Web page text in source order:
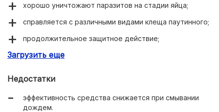
хорошо уничтожают паразитов на стадии яйца;
справляется с различными видами клеща паутинного;
продолжительное защитное действие;
гибкий график использования;
Загрузить еще
Недостатки
эффективность средства снижается при смывании
дождем.